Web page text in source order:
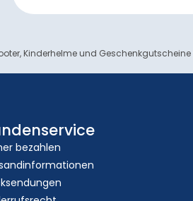
Kinderhelme und
bezahlen